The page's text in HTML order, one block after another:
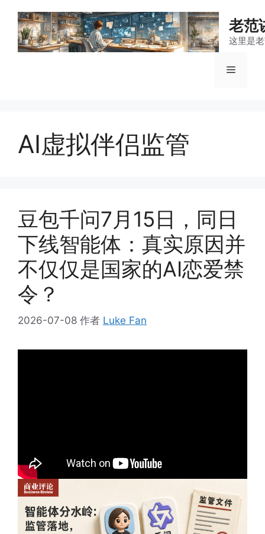
老范
这里是
菜
AI虚拟伴侣监管
豆包千问7月15日，同日
下线智能体：真实原因并
不仅仅是国家的AI恋爱禁
令？
2026-07-08 作者 Luke Fan